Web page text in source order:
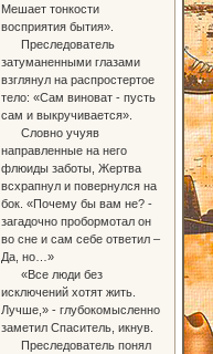
Мешает тонкости
восприятия бытия».
Преследователь
затуманенными глазами
взглянул на распростертое
тело: «Сам виноват - пусть
сам и выкручивается».
Словно учуяв
направленные на него
флюиды заботы, Жертва
всхрапнул и повернулся на
бок. «Почему бы вам не? -
загадочно пробормотал он
во сне и сам себе ответил –
Да, но…»
«Все люди без
исключений хотят жить.
Лучше,» - глубокомысленно
заметил Спаситель, икнув.
Преследователь понял